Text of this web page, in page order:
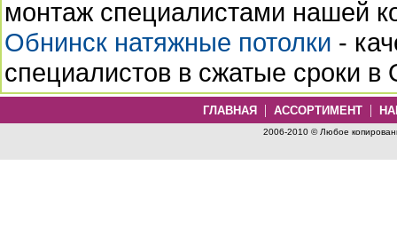
монтаж специалистами нашей
Обнинск натяжные потолки -
специалистов в сжатые сроки
ГЛАВНАЯ | АССОРТИМЕНТ |
2006-2010 © Любое